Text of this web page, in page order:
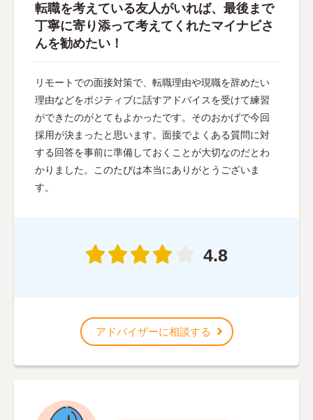
転職を考えている友人がいれば、最後まで
丁寧に寄り添って考えてくれたマイナビさ
んを勧めたい！
リモートでの面接対策で、転職理由や現職を辞めたい
理由などをポジティブに話すアドバイスを受けて練習
ができたのがとてもよかったです。そのおかげで今回
採用が決まったと思います。面接でよくある質問に対
する回答を事前に準備しておくことが大切なのだとわ
かりました。このたびは本当にありがとうございま
す。
4.8
アドバイザーに相談する